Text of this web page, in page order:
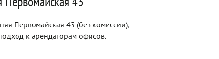
Первомайская 43 (без комиссии),
к арендаторам офисов.